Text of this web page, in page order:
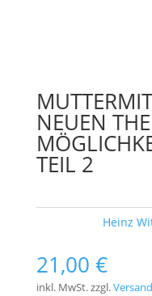
NEUEN
TEIL 2
Heinz
21,00 €
inkl. MwSt.zzgl.